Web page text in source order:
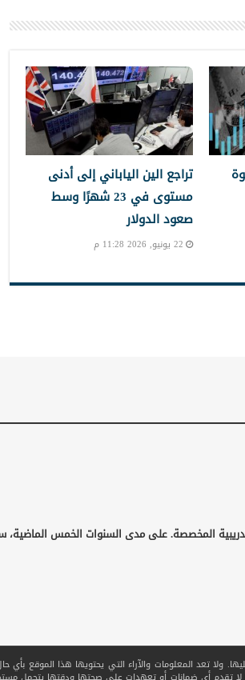
تراجع الين الياباني إلى أدنى
مستوى في 23 شهرًا وسط
صعود الدولار
22 يونيو, 2026 11:28 م
المخصصة. على مدى السنوات الخمس
ولا تعد المعلومات والآراء التي يحتويها هذا الموقع بأي